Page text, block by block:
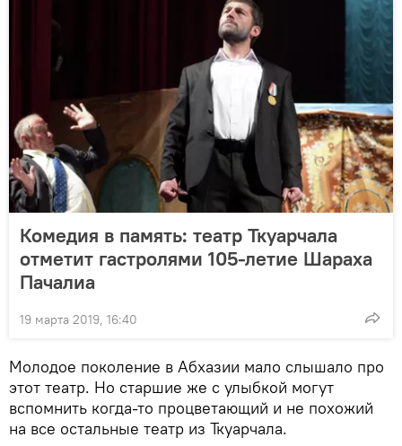
Комедия в память: театр Ткуарчала
отметит гастролями 105-летие Шараха
Пачалиа
19 марта 2019, 16:40
Молодое поколение в Абхазии мало слышало про
этот театр. Но старшие же с улыбкой могут
вспомнить когда-то процветающий и не похожий
на все остальные театр из Ткуарчала.